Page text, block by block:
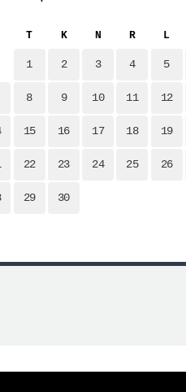
T K N R L
1 2 3 4 5
8 9 10 11 12
15 16 17 18 19
22 23 24 25 26
29 30
ja turvaline otsing.